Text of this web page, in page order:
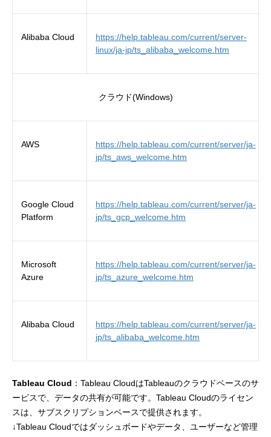
Alibaba Cloud
https://help.tableau.com/current/server-
linux/ja-jp/ts_alibaba_welcome.htm
クラウド(Windows)
AWS
https://help.tableau.com/current/server/ja-
jp/ts_aws_welcome.htm
Google Cloud
Platform
https://help.tableau.com/current/server/ja-
jp/ts_gcp_welcome.htm
Microsoft
Azure
https://help.tableau.com/current/server/ja-
jp/ts_azure_welcome.htm
Alibaba Cloud
https://help.tableau.com/current/server/ja-
jp/ts_alibaba_welcome.htm
Tableau Cloud ：Tableau CloudはTableauのクラウドベースのサ
ービスで、データの共有が可能です。Tableau Cloudのライセン
スは、サブスクリプションベースで提供されます。
↓Tableau Cloudではダッシュボードやデータ、ユーザーなど管理